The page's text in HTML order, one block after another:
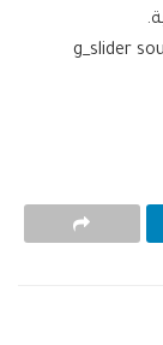
[g_slider